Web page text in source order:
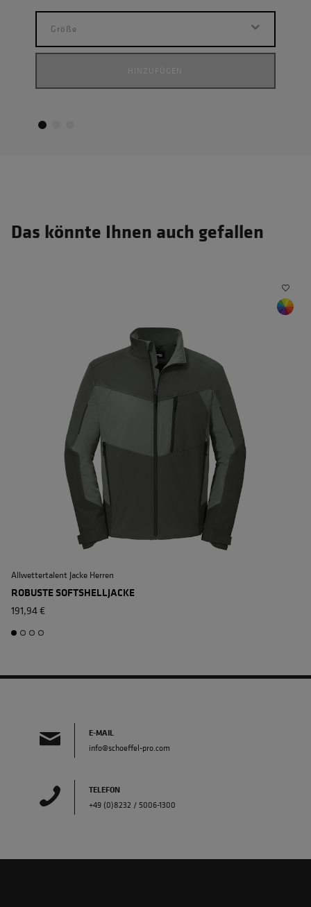
Größe
HINZUFÜGEN
Das könnte Ihnen auch gefallen
Allwettertalent Jacke Herren
ROBUSTE SOFTSHELLJACKE
191,94 €
E-MAIL
info@schoeffel-pro.com
TELEFON
+49 (0)8232 / 5006-1300